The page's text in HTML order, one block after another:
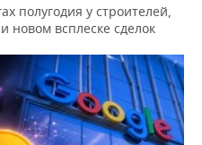
полугодия у строителей,
новом всплеске сделок